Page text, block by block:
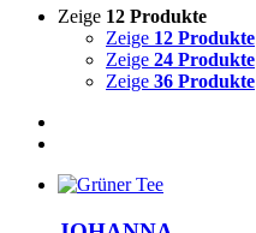
Zeige 12 Produkte
Zeige 12 Produkte
Zeige 24 Produkte
Zeige 36 Produkte